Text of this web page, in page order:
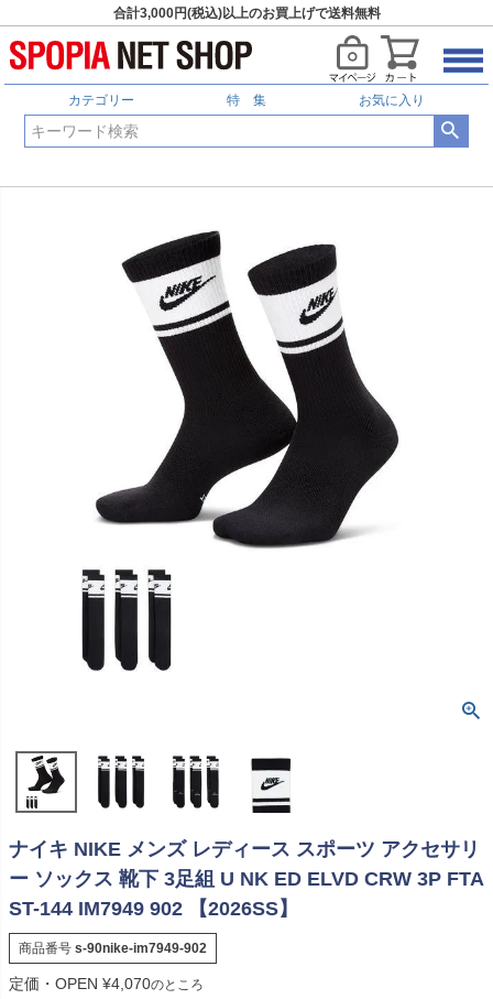
合計3,000円(税込)以上のお買上げで送料無料
カテゴリー 特 集 お気に入り
ナイキ NIKE メンズ レディース スポーツ アクセサリ
ー ソックス 靴下 3足組 U NK ED ELVD CRW 3P FTA
ST-144 IM7949 902 【2026SS】
商品番号 s-90nike-im7949-902
定価・OPEN ¥4,070のところ